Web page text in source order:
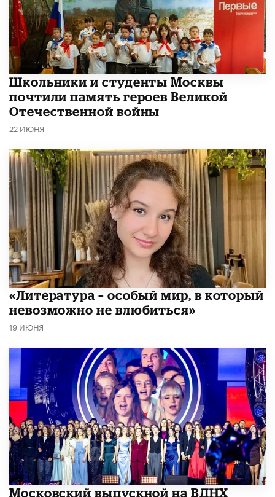
Школьники и студенты Москвы
почтили память героев Великой
Отечественной войны
22 ИЮНЯ
​«Литература – особый мир, в который
невозможно не влюбиться»
19 ИЮНЯ
Московский выпускной на ВДНХ